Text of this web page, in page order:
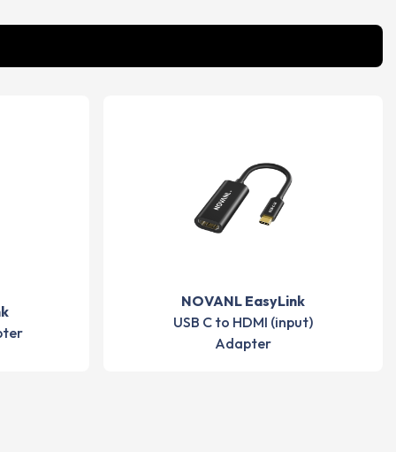
NOVANL EasyLink
USB C to HDMI (input)
Adapter